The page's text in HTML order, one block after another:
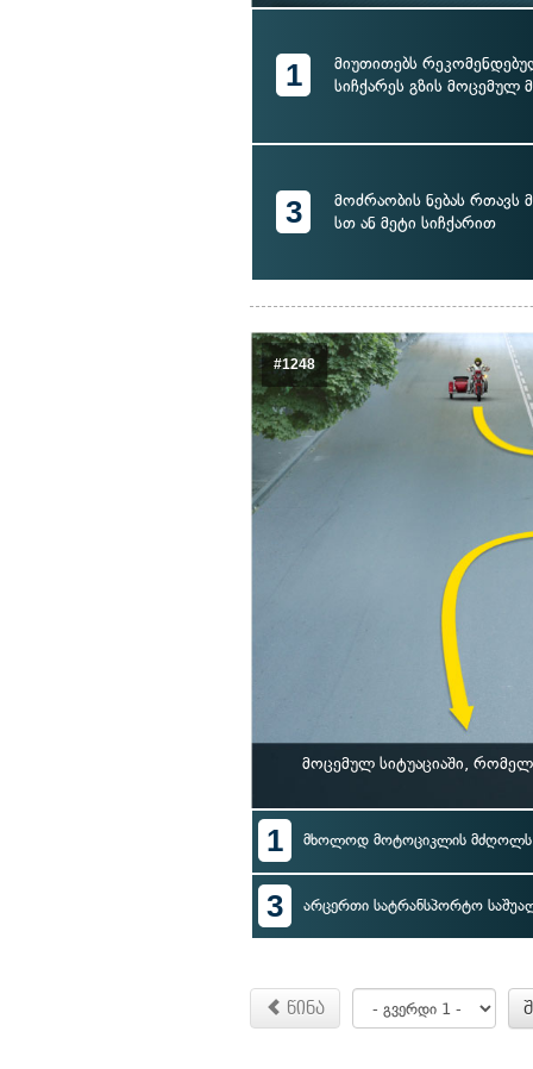
1
მიუთითებს
სიჩქარეს გზის მოცემულ
3
მოძრაობის ნებას
სთ ან მეტი სიჩქარით
#1248
მოცემულ სიტუაციაში,
1 მხოლოდ მოტოციკლის მძღოლს
3 არცერთი სატრანსპორტო
წინა